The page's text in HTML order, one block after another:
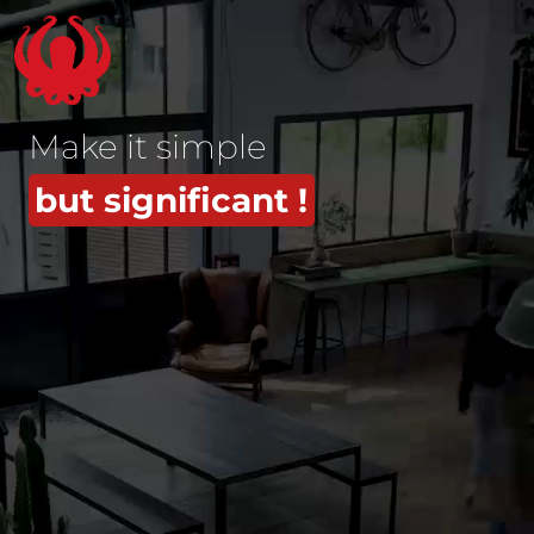
Make it simple
but significant !
Panneau de gestion des cookies